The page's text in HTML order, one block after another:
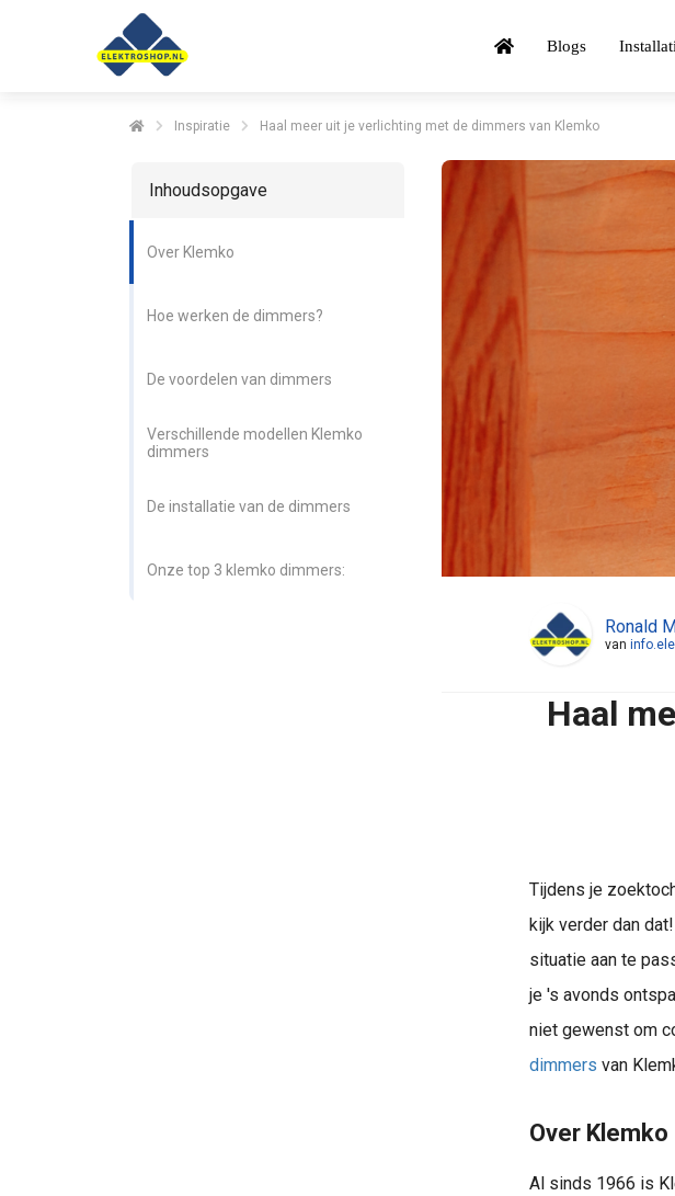
Blogs
Inspiratie Haal meer uit je verlichting met de dimmers van Klemko
Inhoudsopgave
Over Klemko
Hoe werken de dimmers?
De voordelen van dimmers
Verschillende modellen Klemko
dimmers
De installatie van de dimmers
Onze top 3 klemko dimmers:
Ronald
van
Haal
Tijdens je
kijk verder dan
situatie aan te
je 's avonds
niet gewenst om
dimmers van
Over Klemko
Al sinds 1966 is